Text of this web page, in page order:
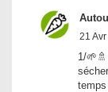
21
1/